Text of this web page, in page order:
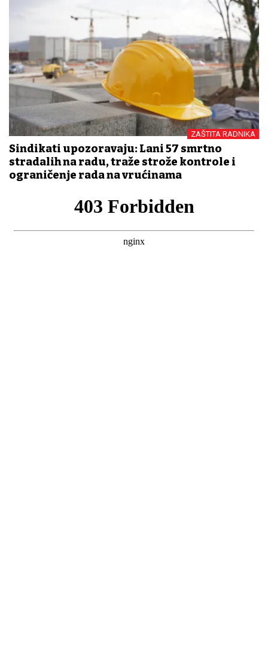
ZAŠTITA RADNIKA
Sindikati upozoravaju: Lani 57 smrtno
stradalih na radu, traže strože kontrole i
ograničenje rada na vrućinama